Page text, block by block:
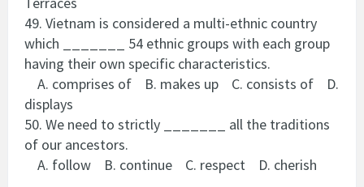
49. Vietnam is considered a multi-ethnic country
which _______ 54 ethnic groups with each group
having their own specific characteristics.
A. comprises of B. makes up C. consists of D.
displays
50. We need to strictly _______ all the traditions
of our ancestors.
A. follow B. continue C. respect D. cherish